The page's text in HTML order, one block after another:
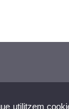
utilitzem